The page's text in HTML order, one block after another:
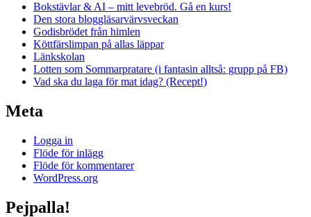
Bokstävlar & AI – mitt levebröd. Gå en kurs!
Den stora bloggläsarvärvsveckan
Godisbrödet från himlen
Köttfärslimpan på allas läppar
Länkskolan
Lotten som Sommarpratare (i fantasin alltså: grupp på FB)
Vad ska du laga för mat idag? (Recept!)
Meta
Logga in
Flöde för inlägg
Flöde för kommentarer
WordPress.org
Pejpalla!